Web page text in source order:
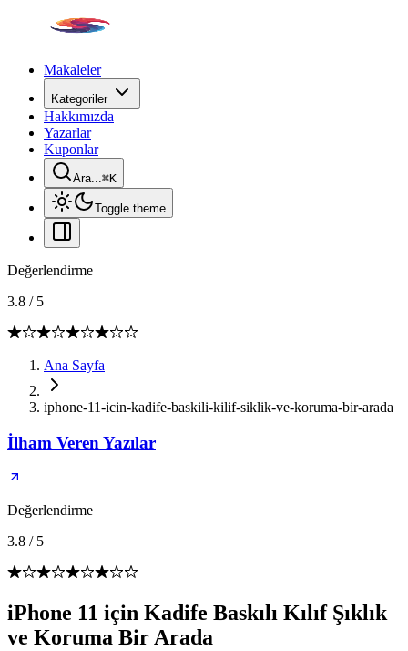
Makaleler
Kategoriler
Hakkımızda
Yazarlar
Kuponlar
Ara...⌘K
Toggle theme
Değerlendirme
3.8 / 5
Ana Sayfa
iphone-11-icin-kadife-baskili-kilif-siklik-ve-koruma-bir-arada
İlham Veren Yazılar
Değerlendirme
3.8 / 5
iPhone 11 için Kadife Baskılı Kılıf Şıklık
ve Koruma Bir Arada